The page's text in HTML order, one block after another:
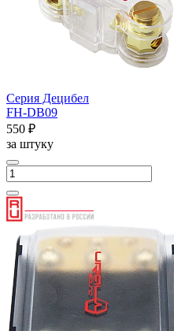
Серия Децибел
FH-DB09
550 ₽
за штуку